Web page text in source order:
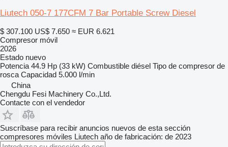
Liutech 050-7 177CFM 7 Bar Portable Screw Diesel
$ 307.100 US$ 7.650 ≈ EUR 6.621
Compresor móvil
2026
Estado nuevo
Potencia 44.9 Hp (33 kW) Combustible diésel Tipo de compresor de
rosca Capacidad 5.000 l/min
China
Chengdu Fesi Machinery Co.,Ltd.
Contacte con el vendedor
Suscríbase para recibir anuncios nuevos de esta sección
compresores móviles Liutech año de fabricación: de 2023